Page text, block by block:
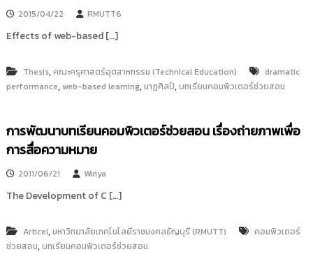
2015/04/22 RMUTT6
Effects of web-based […]
Thesis,คณะครุศาสตร์อุตสาหกรรม (Technical Education)
dramatic
performance,web-based learning,นาฏศิลป์,บทเรียนคอมพิวเตอร์ช่วยสอน
การพัฒนาบทเรียนคอมพิวเตอร์ช่วยสอน เรื่องถ่ายภาพเพื่อ
การสื่อความหมาย
2011/06/21 Wiriya
The Development of C […]
Articel,มหาวิทยาลัยเทคโนโลยีราชมงคลธัญบุรี (RMUTT)
คอมพิวเตอร์
ช่วยสอน,บทเรียนคอมพิวเตอร์ช่วยสอน